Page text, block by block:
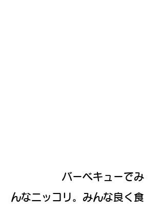
バーベキューでみ
んなニッコリ。みんな良く食